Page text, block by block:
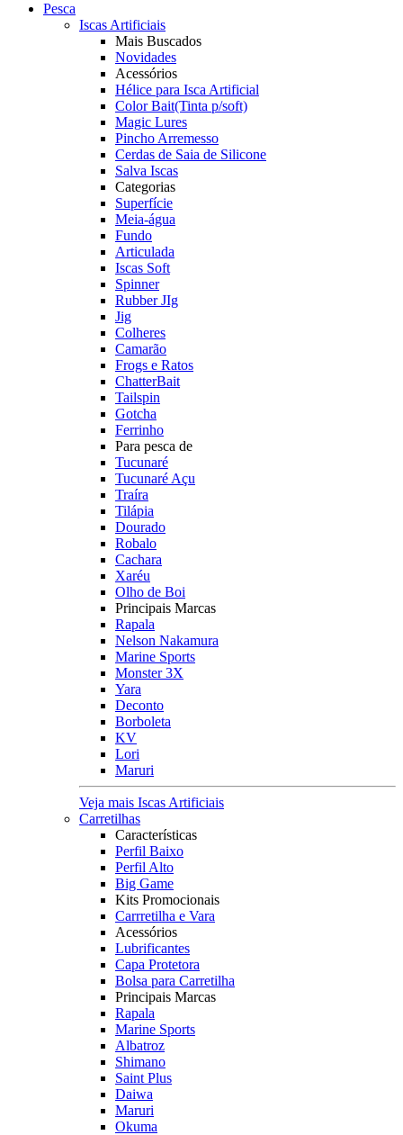
Pesca
Iscas Artificiais
Mais Buscados
Novidades
Acessórios
Hélice para Isca Artificial
Color Bait(Tinta p/soft)
Magic Lures
Pincho Arremesso
Cerdas de Saia de Silicone
Salva Iscas
Categorias
Superfície
Meia-água
Fundo
Articulada
Iscas Soft
Spinner
Rubber JIg
Jig
Colheres
Camarão
Frogs e Ratos
ChatterBait
Tailspin
Gotcha
Ferrinho
Para pesca de
Tucunaré
Tucunaré Açu
Traíra
Tilápia
Dourado
Robalo
Cachara
Xaréu
Olho de Boi
Principais Marcas
Rapala
Nelson Nakamura
Marine Sports
Monster 3X
Yara
Deconto
Borboleta
KV
Lori
Maruri
Veja mais Iscas Artificiais
Carretilhas
Características
Perfil Baixo
Perfil Alto
Big Game
Kits Promocionais
Carrretilha e Vara
Acessórios
Lubrificantes
Capa Protetora
Bolsa para Carretilha
Principais Marcas
Rapala
Marine Sports
Albatroz
Shimano
Saint Plus
Daiwa
Maruri
Okuma